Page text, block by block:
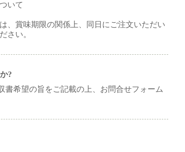
いて
、賞味期限の関係上、同日にご注文いただい
さい。
?
希望の旨をご記載の上、お問合せフォーム